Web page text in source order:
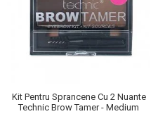
Scrub / Balsam de buze
Netestate pe Animale
Kit Pentru Sprancene Cu 2 Nuante
Technic Brow Tamer - Medium